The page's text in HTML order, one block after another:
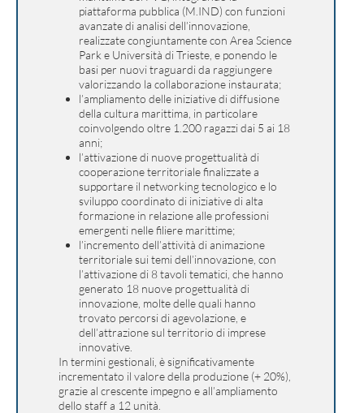
piattaforma pubblica (M.IND) con funzioni
avanzate di analisi dell’innovazione,
realizzate congiuntamente con Area Science
Park e Università di Trieste, e ponendo le
basi per nuovi traguardi da raggiungere
valorizzando la collaborazione instaurata;
l’ampliamento delle iniziative di diffusione
della cultura marittima, in particolare
coinvolgendo oltre 1.200 ragazzi dai 5 ai 18
anni;
l’attivazione di nuove progettualità di
cooperazione territoriale finalizzate a
supportare il networking tecnologico e lo
sviluppo coordinato di iniziative di alta
formazione in relazione alle professioni
emergenti nelle filiere marittime;
l’incremento dell’attività di animazione
territoriale sui temi dell’innovazione, con
l’attivazione di 8 tavoli tematici, che hanno
generato 18 nuove progettualità di
innovazione, molte delle quali hanno
trovato percorsi di agevolazione, e
dell’attrazione sul territorio di imprese
innovative.
In termini gestionali, è significativamente
incrementato il valore della produzione (+ 20%),
grazie al crescente impegno e all’ampliamento
dello staff a 12 unità.